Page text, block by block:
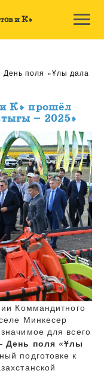
и К»
поля «Ұлы дала
К» прошёл
– 2025»
Коммандитного
Минкесер
для всего
День поля «Ұлы
подготовке к